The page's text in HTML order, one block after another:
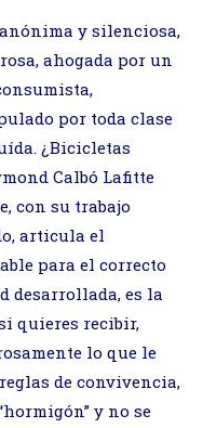
y silenciosa,
ahogada por un
por toda clase
¿Bicicletas
Calbó Lafitte
con su trabajo
articula el
para el correcto
desarrollada, es la
quieres recibir,
lo que le
de convivencia,
y no se